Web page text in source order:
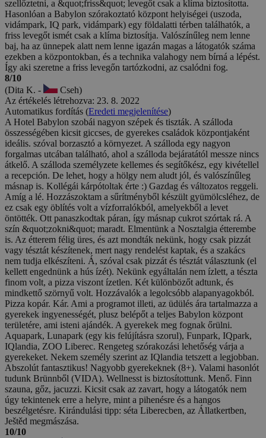
szellőztetni, a &quot;friss&quot; levegőt csak a klíma biztosította.
Hasonlóan a Babylon szórakoztató központ helyiségei (uszoda,
vidámpark, IQ park, vidámpark) egy földalatti térben találhatók, a
friss levegőt ismét csak a klíma biztosítja. Valószínűleg nem lenne
baj, ha az ünnepek alatt nem lenne igazán magas a látogatók száma
ezekben a központokban, és a technika valahogy nem bírná a lépést.
Így aki szeretne a friss levegőn tartózkodni, az csalódni fog.
8/10
(Dita K. -
Cseh)
Az értékelés létrehozva: 23. 8. 2022
Automatikus fordítás (Eredeti megjelenítése)
A Hotel Babylon szobái nagyon szépek és tiszták. A szálloda
összességében kicsit giccses, de gyerekes családok központjaként
ideális. szóval borzasztó a környezet. A szálloda egy nagyon
forgalmas utcában található, ahol a szálloda bejáratától messze nincs
átkelő. A szálloda személyzete kellemes és segítőkész, egy kivétellel
a recepción. De lehet, hogy a hölgy nem aludt jól, és valószínűleg
másnap is. Kollégái kárpótoltak érte :) Gazdag és változatos reggeli.
Amíg a lé. Hozzászoktam a sűrítményből készült gyümölcsléhez, de
ez csak egy öblítés volt a vízforralókból, amelyekből a levet
öntötték. Ott panaszkodtak páran, így másnap cukrot szórtak rá. A
szín &quot;zokni&quot; maradt. Elmentünk a Nosztalgia étterembe
is. Az étterem félig üres, és azt mondták nekünk, hogy csak pizzát
vagy tésztát készítenek, mert nagy rendelést kaptak, és a szakács
nem tudja elkészíteni. Á, szóval csak pizzát és tésztát választunk (el
kellett engednünk a hús ízét). Nekünk egyáltalán nem ízlett, a tészta
finom volt, a pizza viszont ízetlen. Két különbözőt adtunk, és
mindkettő szörnyű volt. Hozzávalók a legolcsóbb alapanyagokból.
Pizza kopár. Kár. Ami a programot illeti, az üdülés ára tartalmazza a
gyerekek ingyenességét, plusz belépőt a teljes Babylon központ
területére, ami isteni ajándék. A gyerekek meg fognak őrülni.
Aquapark, Lunapark (egy kis felújításra szorul), Funpark, IQpark,
IQlandia, ZOO Liberec. Rengeteg szórakozási lehetőség várja a
gyerekeket. Nekem személy szerint az IQlandia tetszett a legjobban.
Abszolút fantasztikus! Nagyobb gyerekeknek (8+). Valami hasonlót
tudunk Brünnből (VIDA). Wellnesst is biztosítottunk. Menő. Finn
szauna, gőz, jacuzzi. Kicsit csak az zavart, hogy a látogatók nem
úgy tekintenek erre a helyre, mint a pihenésre és a hangos
beszélgetésre. Kirándulási tipp: séta Liberecben, az Állatkertben,
Ještěd megmászása.
10/10